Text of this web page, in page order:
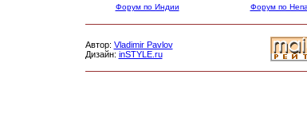
Форум по Индии Форум по
Автор: Vladimir Pavlov
Дизайн: inSTYLE.ru